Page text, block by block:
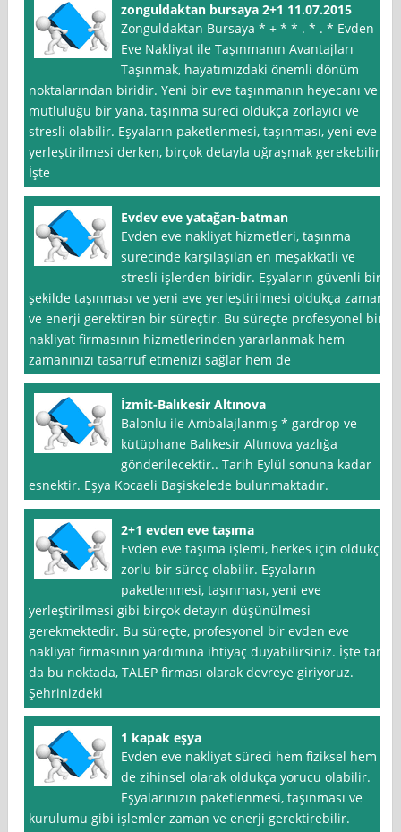
zonguldaktan bursaya 2+1 11.07.2015
Zonguldaktan Bursaya * + * * . * . * Evden
Eve Nakliyat ile Taşınmanın Avantajları
Taşınmak, hayatımızdaki önemli dönüm
noktalarından biridir. Yeni bir eve taşınmanın heyecanı ve
mutluluğu bir yana, taşınma süreci oldukça zorlayıcı ve
stresli olabilir. Eşyaların paketlenmesi, taşınması, yeni eve
yerleştirilmesi derken, birçok detayla uğraşmak gerekebilir.
İşte
Evdev eve yatağan-batman
Evden eve nakliyat hizmetleri, taşınma
sürecinde karşılaşılan en meşakkatli ve
stresli işlerden biridir. Eşyaların güvenli bir
şekilde taşınması ve yeni eve yerleştirilmesi oldukça zaman
ve enerji gerektiren bir süreçtir. Bu süreçte profesyonel bir
nakliyat firmasının hizmetlerinden yararlanmak hem
zamanınızı tasarruf etmenizi sağlar hem de
İzmit-Balıkesir Altınova
Balonlu ile Ambalajlanmış * gardrop ve
kütüphane Balıkesir Altınova yazlığa
gönderilecektir.. Tarih Eylül sonuna kadar
esnektir. Eşya Kocaeli Başiskelede bulunmaktadır.
2+1 evden eve taşıma
Evden eve taşıma işlemi, herkes için oldukça
zorlu bir süreç olabilir. Eşyaların
paketlenmesi, taşınması, yeni eve
yerleştirilmesi gibi birçok detayın düşünülmesi
gerekmektedir. Bu süreçte, profesyonel bir evden eve
nakliyat firmasının yardımına ihtiyaç duyabilirsiniz. İşte tam
da bu noktada, TALEP firması olarak devreye giriyoruz.
Şehrinizdeki
1 kapak eşya
Evden eve nakliyat süreci hem fiziksel hem
de zihinsel olarak oldukça yorucu olabilir.
Eşyalarınızın paketlenmesi, taşınması ve
kurulumu gibi işlemler zaman ve enerji gerektirebilir.